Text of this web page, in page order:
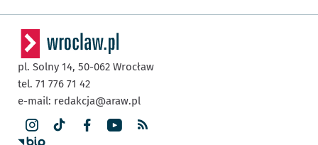
pl. Solny 14, 50-062 Wrocław
tel. 71 776 71 42
e-mail: redakcja@araw.pl